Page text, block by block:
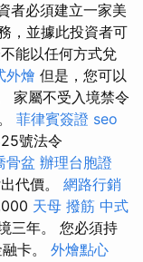
者必須建立一家美
，並據此投資者可
能以任何方式兌
外燴 但是，您可以
家屬不受入境禁令
菲律賓簽證 seo
號法令
骨盆 辦理台胞證
代價。 網路行銷
天母 撥筋 中式
三年。 您必須持
卡。 外燴點心